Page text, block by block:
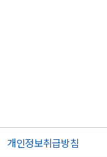
개인정보취급방침